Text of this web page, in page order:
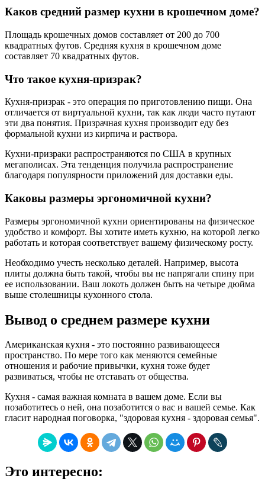
Каков средний размер кухни в крошечном доме?
Площадь крошечных домов составляет от 200 до 700
квадратных футов. Средняя кухня в крошечном доме
составляет 70 квадратных футов.
Что такое кухня-призрак?
Кухня-призрак - это операция по приготовлению пищи. Она
отличается от виртуальной кухни, так как люди часто путают
эти два понятия. Призрачная кухня производит еду без
формальной кухни из кирпича и раствора.
Кухни-призраки распространяются по США в крупных
мегаполисах. Эта тенденция получила распространение
благодаря популярности приложений для доставки еды.
Каковы размеры эргономичной кухни?
Размеры эргономичной кухни ориентированы на физическое
удобство и комфорт. Вы хотите иметь кухню, на которой легко
работать и которая соответствует вашему физическому росту.
Необходимо учесть несколько деталей. Например, высота
плиты должна быть такой, чтобы вы не напрягали спину при
ее использовании. Ваш локоть должен быть на четыре дюйма
выше столешницы кухонного стола.
Вывод о среднем размере кухни
Американская кухня - это постоянно развивающееся
пространство. По мере того как меняются семейные
отношения и рабочие привычки, кухня тоже будет
развиваться, чтобы не отставать от общества.
Кухня - самая важная комната в вашем доме. Если вы
позаботитесь о ней, она позаботится о вас и вашей семье. Как
гласит народная поговорка, "здоровая кухня - здоровая семья".
Это интересно: